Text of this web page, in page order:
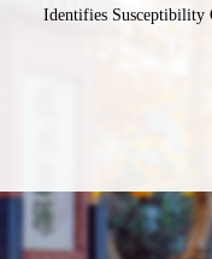
Identifies Susceptibility
Guo Y*.Lineage-
human mesenchymal